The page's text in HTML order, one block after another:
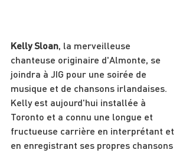
Kelly Sloan, la merveilleuse
chanteuse originaire d'Almonte, se
joindra à JIG pour une soirée de
musique et de chansons irlandaises.
Kelly est aujourd'hui installée à
Toronto et a connu une longue et
fructueuse carrière en interprétant et
en enregistrant ses propres chansons